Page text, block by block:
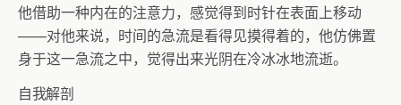
他借助一种内在的注意力，感觉得到时针在表面上移动
——对他来说，时间的急流是看得见摸得着的，他仿佛置
身于这一急流之中，觉得出来光阴在冷冰冰地流逝。
自我解剖